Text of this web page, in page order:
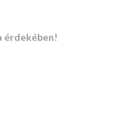
érdekében!